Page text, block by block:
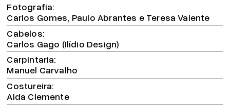
Fotografia
Carlos Gomes, Paulo Abrantes e Teresa Valente
Cabelos
Carlos Gago (Ilídio Design)
Carpintaria
Manuel Carvalho
Costureira
Alda Clemente